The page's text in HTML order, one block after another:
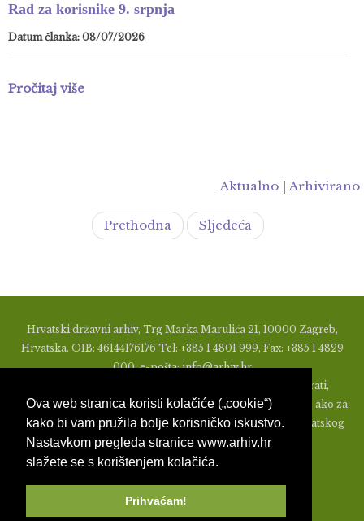
Ova web stranica koristi kolačiće („cookie“)
kako bi vam pružila bolje korisničko iskustvo.
Nastavkom pregleda stranice www.arhiv.hr
slažete se s korištenjem kolačića.
Prihvaćam!
Rad za korisnike 9. srpnja
Datum članka: 08/07/2026
Pročitaj više
Aktualno |Arhivirano
Prethodna Sljedeća
Hrvatski državni arhiv, Trg Marka Marulića 21, 10000 Zagreb,
Hrvatska. OIB: 46144176176 Tel: +385 1 4801 999, Fax: +385 1 4829
000, e-pošta: info@arhiv.hr
Zabranjeno je u bilo kojem obliku objavljivati, distribuirati,
mijenjati ili na ikoji način koristiti materijale s ovih stranica, ako za
to nije prethodno izdato pismeno odobrenje od strane Hrvatskog
državnog arhiva.